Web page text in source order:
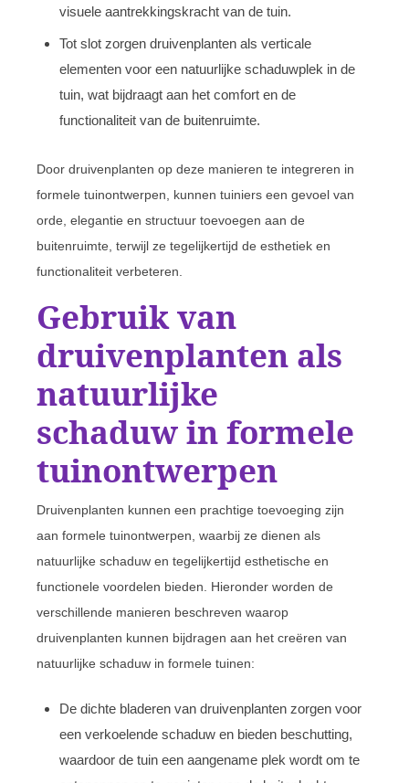
visuele aantrekkingskracht van de tuin.
Tot slot zorgen druivenplanten als verticale
elementen voor een natuurlijke schaduwplek in de
tuin, wat bijdraagt aan het comfort en de
functionaliteit van de buitenruimte.
Door druivenplanten op deze manieren te integreren in
formele tuinontwerpen, kunnen tuiniers een gevoel van
orde, elegantie en structuur toevoegen aan de
buitenruimte, terwijl ze tegelijkertijd de esthetiek en
functionaliteit verbeteren.
Gebruik van
druivenplanten als
natuurlijke
schaduw in formele
tuinontwerpen
Druivenplanten kunnen een prachtige toevoeging zijn
aan formele tuinontwerpen, waarbij ze dienen als
natuurlijke schaduw en tegelijkertijd esthetische en
functionele voordelen bieden. Hieronder worden de
verschillende manieren beschreven waarop
druivenplanten kunnen bijdragen aan het creëren van
natuurlijke schaduw in formele tuinen:
De dichte bladeren van druivenplanten zorgen voor
een verkoelende schaduw en bieden beschutting,
waardoor de tuin een aangename plek wordt om te